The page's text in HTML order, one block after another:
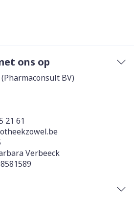
ons op
BV)
21 61
Verbeeck